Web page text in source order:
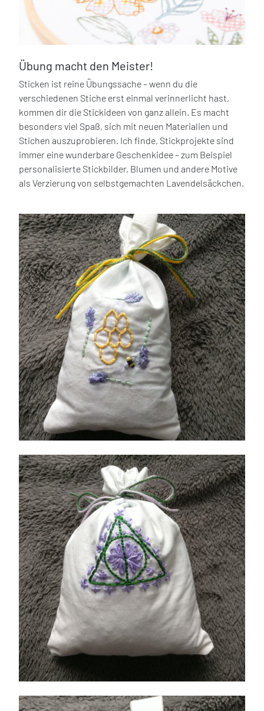
Übung macht den Meister!
Sticken ist reine Übungssache – wenn du die
verschiedenen Stiche erst einmal verinnerlicht hast,
kommen dir die Stickideen von ganz allein. Es macht
besonders viel Spaß, sich mit neuen Materialien und
Stichen auszuprobieren. Ich finde, Stickprojekte sind
immer eine wunderbare Geschenkidee – zum Beispiel
personalisierte Stickbilder, Blumen und andere Motive
als Verzierung von selbstgemachten Lavendelsäckchen.